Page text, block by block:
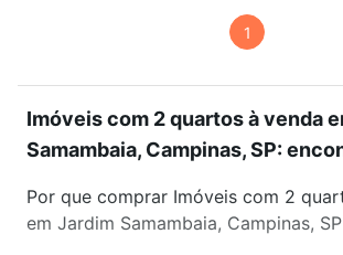
1
Imóveis com 2 quartos à venda
Samambaia, Campinas, SP:
Por que comprar Imóveis com 2
em Jardim Samambaia, Campinas,